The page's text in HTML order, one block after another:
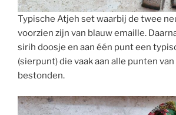
Typische Atjeh set waarbij de twee
voorzien zijn van blauw emaille.
sirih doosje en aan één punt een
(sierpunt) die vaak aan alle punten
bestonden.